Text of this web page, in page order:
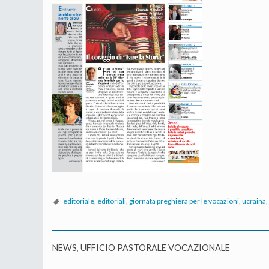
editoriale, editoriali, giornata preghiera per le vocazioni, ucraina,
NEWS, UFFICIO PASTORALE VOCAZIONALE